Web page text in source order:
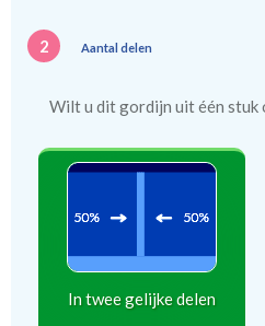
2 Aantal delen
Wilt u dit gordijn uit één stuk
In twee gelijke delen